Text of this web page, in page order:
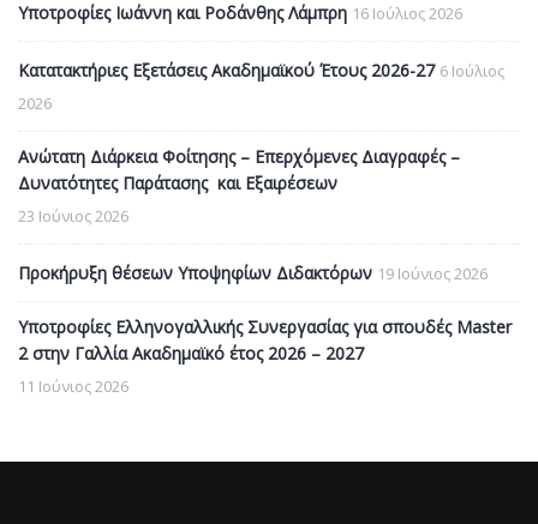
Υποτροφίες Ιωάννη και Ροδάνθης Λάμπρη 16 Ιούλιος 2026
Κατατακτήριες Εξετάσεις Ακαδημαϊκού Έτους 2026-27 6 Ιούλιος
2026
Ανώτατη Διάρκεια Φοίτησης – Επερχόμενες Διαγραφές –
Δυνατότητες Παράτασης και Εξαιρέσεων
23 Ιούνιος 2026
Προκήρυξη θέσεων Υποψηφίων Διδακτόρων 19 Ιούνιος 2026
Υποτροφίες Ελληνογαλλικής Συνεργασίας για σπουδές Master
2 στην Γαλλία Ακαδημαϊκό έτος 2026 – 2027
11 Ιούνιος 2026